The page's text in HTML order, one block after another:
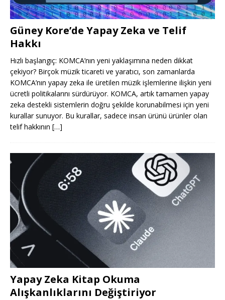
Güney Kore’de Yapay Zeka ve Telif
Hakkı
Hızlı başlangıç: KOMCA’nın yeni yaklaşımına neden dikkat
çekiyor? Birçok müzik ticareti ve yaratıcı, son zamanlarda
KOMCA’nın yapay zeka ile üretilen müzik işlemlerine ilişkin yeni
ücretli politikalarını sürdürüyor. KOMCA, artık tamamen yapay
zeka destekli sistemlerin doğru şekilde korunabilmesi için yeni
kurallar sunuyor. Bu kurallar, sadece insan ürünü ürünler olan
telif hakkının […]
Yapay Zeka Kitap Okuma
Alışkanlıklarını Değiştiriyor